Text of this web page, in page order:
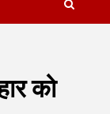
को